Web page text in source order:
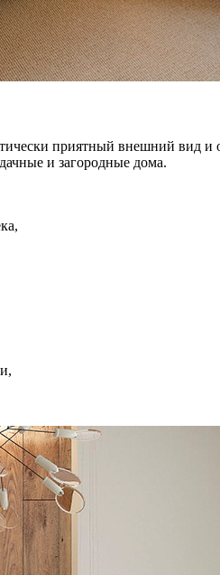
приятный внешний вид
и загородные дома.